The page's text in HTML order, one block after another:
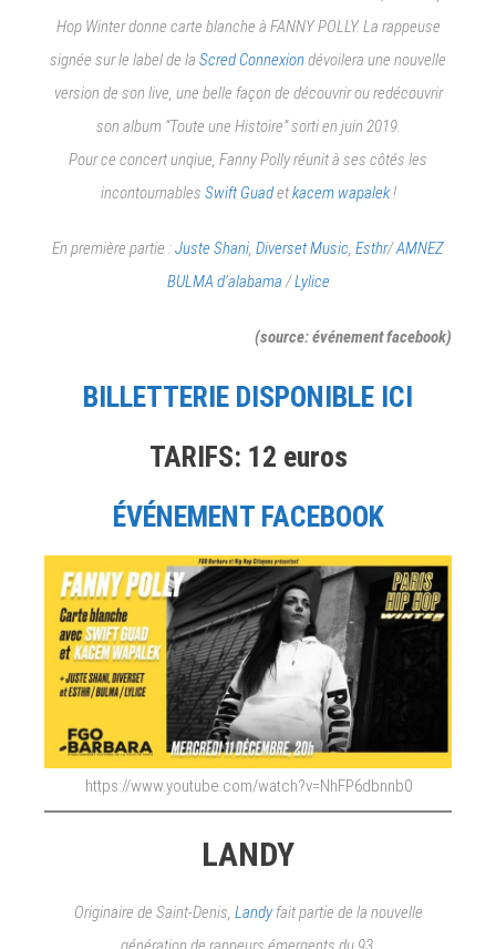
Hop Winter donne carte blanche à FANNY POLLY. La rappeuse
signée sur le label de la Scred Connexion dévoilera une nouvelle
version de son live, une belle façon de découvrir ou redécouvrir
son album “Toute une Histoire” sorti en juin 2019.
Pour ce concert unqiue, Fanny Polly réunit à ses côtés les
incontournables Swift Guadetkacem wapalek!
En première partie :Juste Shani, Diverset Music, Esthr/AMNEZ
BULMA d’alabama /Lylice
(source: événement facebook)
BILLETTERIE DISPONIBLE ICI
TARIFS: 12 euros
ÉVÉNEMENT FACEBOOK
https://www.youtube.com/watch?v=NhFP6dbnnb0
LANDY
Originaire de Saint-Denis, Landyfait partie de la nouvelle